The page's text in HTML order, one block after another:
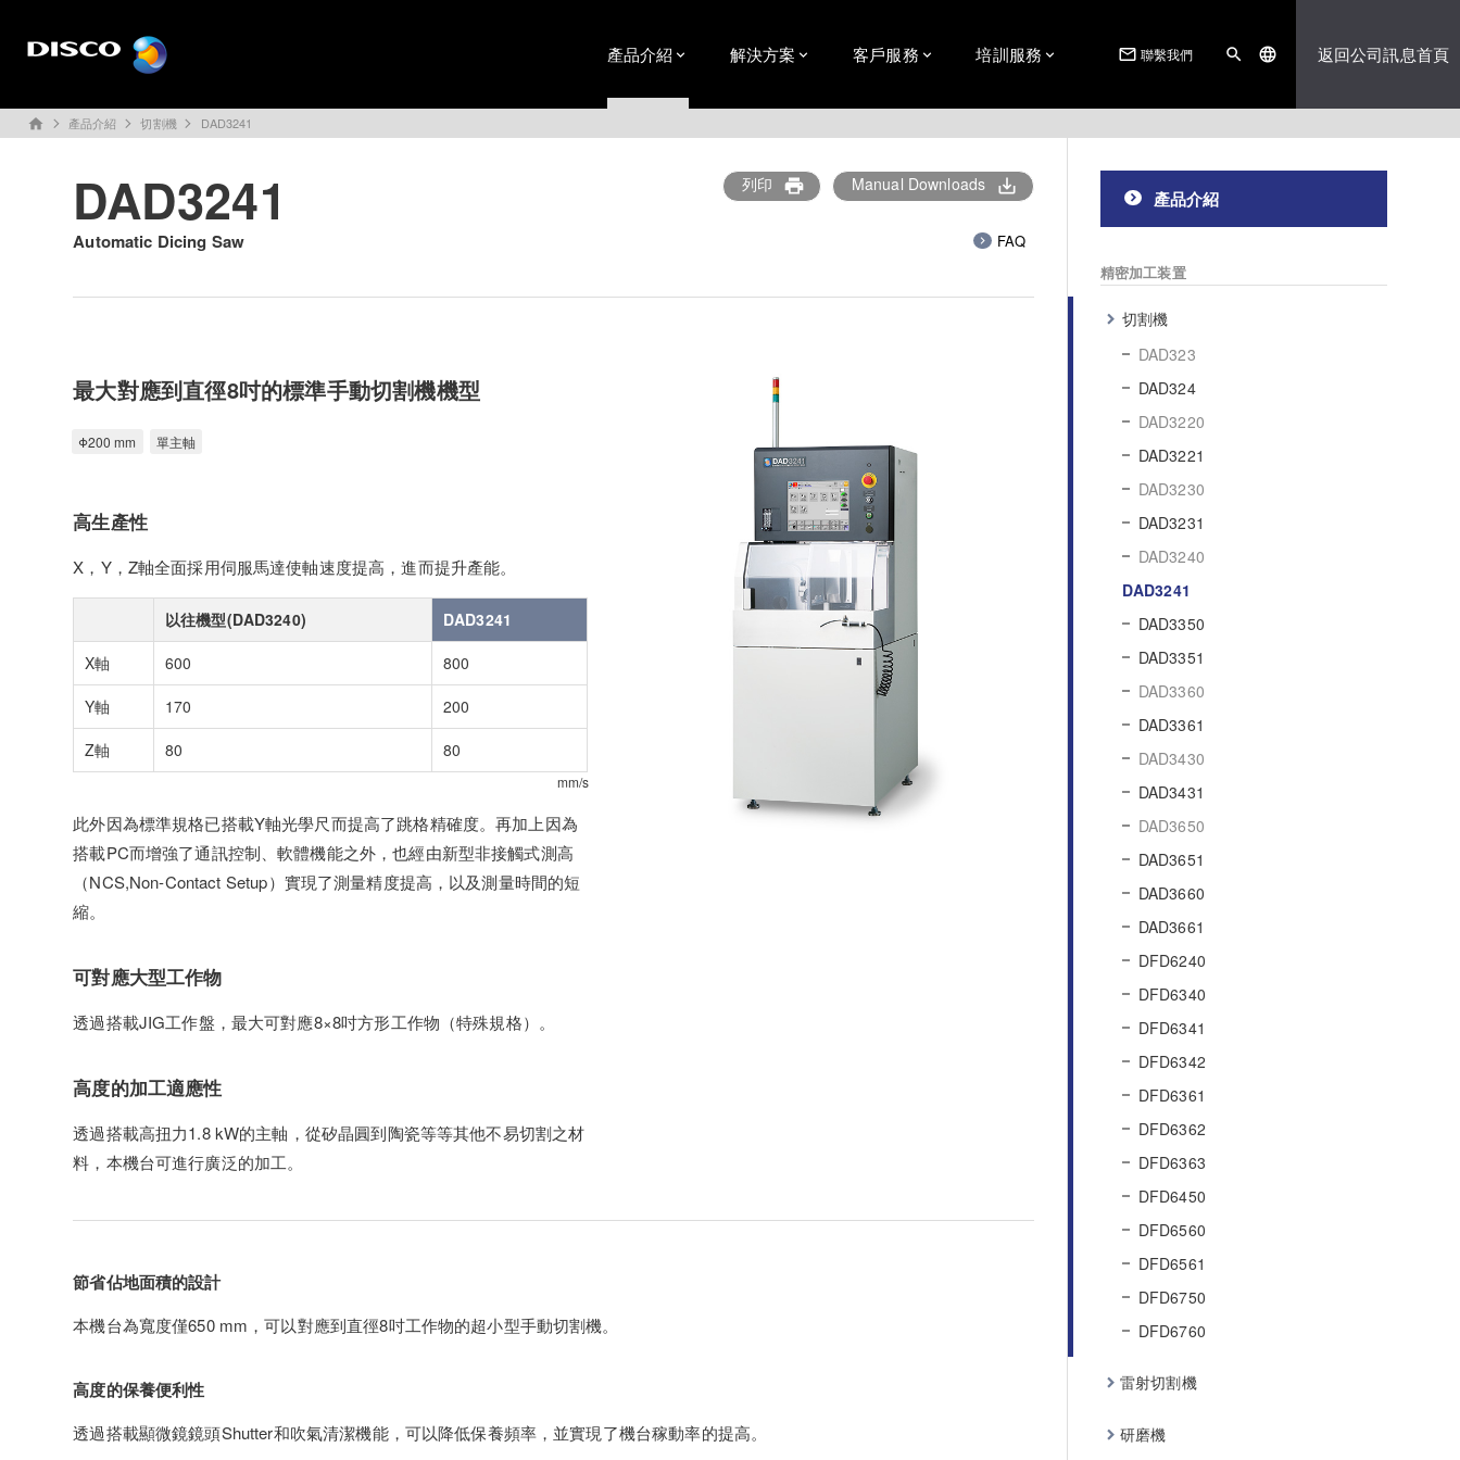
產品介紹 解決方案 客戶服務 培訓服務 mail_outline 聯繫我們 search language 返回公司訊息首頁
home 產品介紹 切割機 DAD3241
DAD3241
Automatic Dicing Saw
列印 print Manual Downloads save_alt
FAQ
最大對應到直徑8吋的標準手動切割機機型
Φ200 mm 單主軸
高生產性
X，Y，Z軸全面採用伺服馬達使軸速度提高，進而提升產能。
以往機型(DAD3240)
DAD3241
X軸
600
800
Y軸
170
200
Z軸
80 80
mm/s
此外因為標準規格已搭載Y軸光學尺而提高了跳格精確度。再加上因為
搭載PC而增強了通訊控制、軟體機能之外，也經由新型非接觸式測高
（NCS,Non-Contact Setup）實現了測量精度提高，以及測量時間的短
縮。
可對應大型工作物
透過搭載JIG工作盤，最大可對應8×8吋方形工作物（特殊規格）。
高度的加工適應性
透過搭載高扭力1.8 kW的主軸，從矽晶圓到陶瓷等等其他不易切割之材
料，本機台可進行廣泛的加工。
節省佔地面積的設計
本機台為寬度僅650 mm，可以對應到直徑8吋工作物的超小型手動切割機。
高度的保養便利性
透過搭載顯微鏡鏡頭Shutter和吹氣清潔機能，可以降低保養頻率，並實現了機台稼動率的提高。
產品介紹
精密加工装置
切割機
DAD323
DAD324
DAD3220
DAD3221
DAD3230
DAD3231
DAD3240
DAD3241
DAD3350
DAD3351
DAD3360
DAD3361
DAD3430
DAD3431
DAD3650
DAD3651
DAD3660
DAD3661
DFD6240
DFD6340
DFD6341
DFD6342
DFD6361
DFD6362
DFD6363
DFD6450
DFD6560
DFD6561
DFD6750
DFD6760
雷射切割機
研磨機